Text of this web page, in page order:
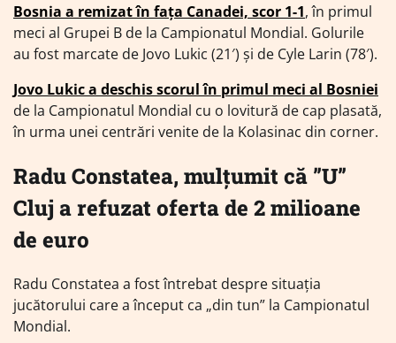
Bosnia a remizat în fața Canadei, scor 1-1, în primul
meci al Grupei B de la Campionatul Mondial. Golurile
au fost marcate de Jovo Lukic (21′) și de Cyle Larin (78′).
Jovo Lukic a deschis scorul în primul meci al Bosniei
de la Campionatul Mondial cu o lovitură de cap plasată,
în urma unei centrări venite de la Kolasinac din corner.
Radu Constatea, mulțumit că ”U”
Cluj a refuzat oferta de 2 milioane
de euro
Radu Constatea a fost întrebat despre situația
jucătorului care a început ca „din tun” la Campionatul
Mondial.